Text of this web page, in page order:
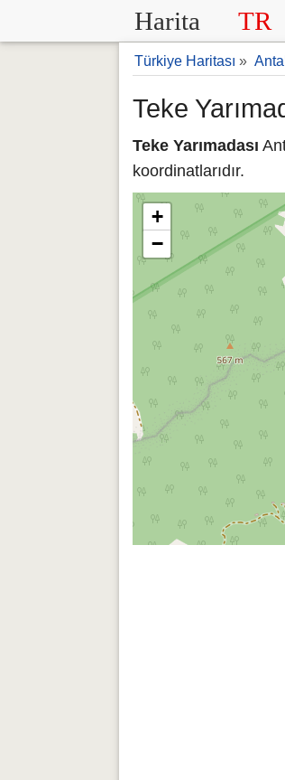
Harita TR
Türkiye Haritası »
Teke
Teke Yarımadası
koordinatlarıdır.
+
−